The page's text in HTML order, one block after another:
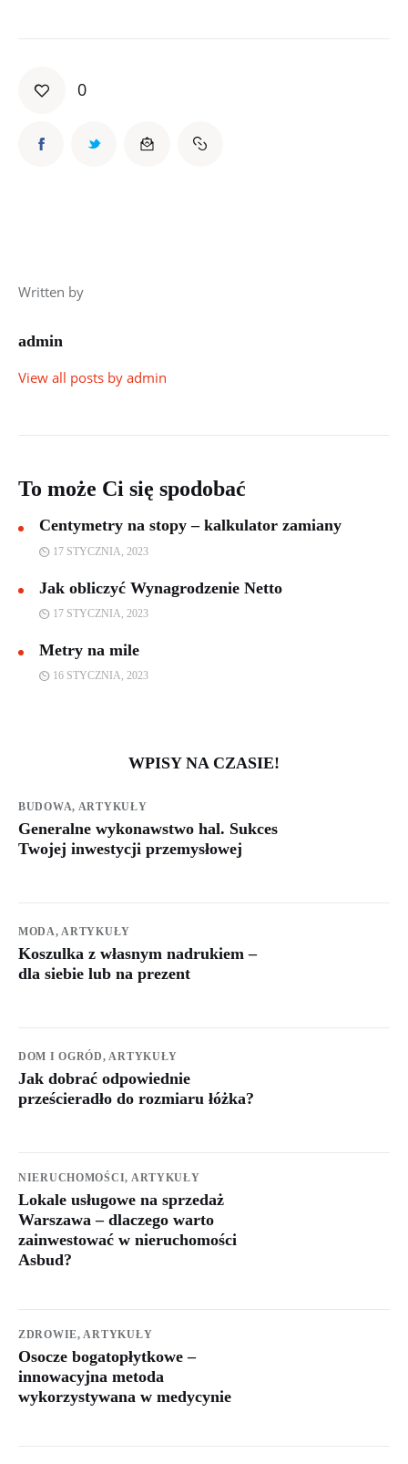
0
Written by
admin
View all posts by admin
To może Ci się spodobać
Centymetry na stopy – kalkulator zamiany
17 STYCZNIA, 2023
Jak obliczyć Wynagrodzenie Netto
17 STYCZNIA, 2023
Metry na mile
16 STYCZNIA, 2023
WPISY NA CZASIE!
BUDOWA, ARTYKUŁY
Generalne wykonawstwo hal. Sukces
Twojej inwestycji przemysłowej
MODA,ARTYKUŁY
Koszulka z własnym nadrukiem –
dla siebie lub na prezent
DOM I OGRÓD,ARTYKUŁY
Jak dobrać odpowiednie
prześcieradło do rozmiaru łóżka?
NIERUCHOMOŚCI, ARTYKUŁY
Lokale usługowe na sprzedaż
Warszawa – dlaczego warto
zainwestować w nieruchomości
Asbud?
ZDROWIE,ARTYKUŁY
Osocze bogatopłytkowe –
innowacyjna metoda
wykorzystywana w medycynie